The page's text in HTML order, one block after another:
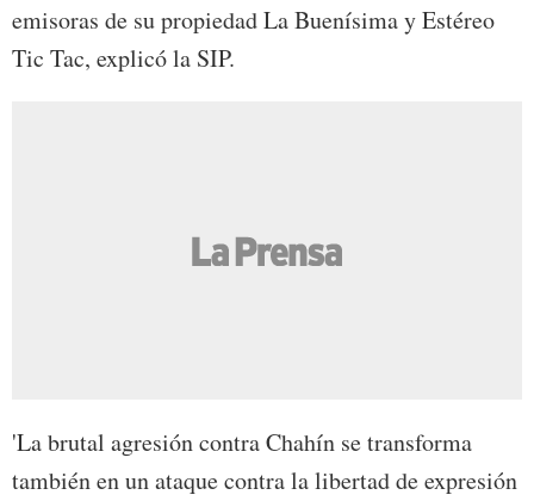
emisoras de su propiedad La Buenísima y Estéreo
Tic Tac, explicó la SIP.
'La brutal agresión contra Chahín se transforma
también en un ataque contra la libertad de expresión